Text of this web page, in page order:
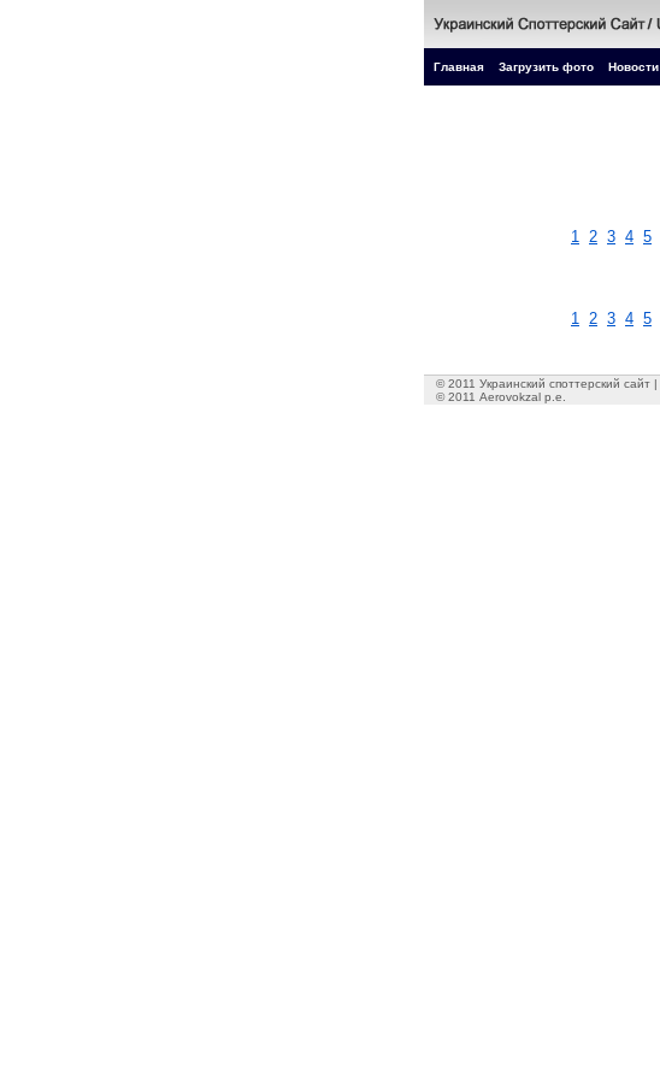
Главная Загрузить фото Новости
1 2 3 4 5
1 2 3 4 5
© 2011 Украинский споттерский сайт |
© 2011 Aerovokzal p.e.